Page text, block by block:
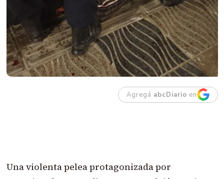
Agregá abcDiario en
Una violenta pelea protagonizada por